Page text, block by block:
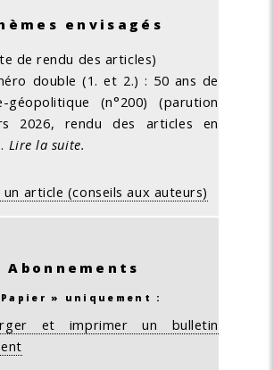
envisagés
de rendu des articles)
double (1. et 2.) : 50 ans de
géopolitique (n°200) (parution
2026, rendu des articles en
Lire la suite.
article (conseils aux auteurs)
Abonnements
» uniquement :
et imprimer un bulletin